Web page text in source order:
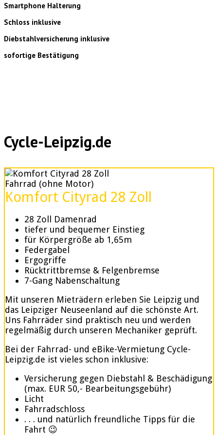
Smartphone Halterung
Schloss inklusive
Diebstahlversicherung inklusive
sofortige Bestätigung
Cycle-Leipzig.de
Fahrrad (ohne Motor)
Komfort Cityrad 28 Zoll
28 Zoll Damenrad
tiefer und bequemer Einstieg
für Körpergröße ab 1,65m
Federgabel
Ergogriffe
Rücktrittbremse & Felgenbremse
7-Gang Nabenschaltung
Mit unseren Mieträdern erleben Sie Leipzig und
das Leipziger Neuseenland auf die schönste Art.
Uns Fahrräder sind praktisch neu und werden
regelmäßig durch unseren Mechaniker geprüft.
Bei der Fahrrad- und eBike-Vermietung Cycle-
Leipzig.de ist vieles schon inklusive:
Versicherung gegen Diebstahl & Beschädigung
(max. EUR 50,- Bearbeitungsgebühr)
Licht
Fahrradschloss
. . . und natürlich freundliche Tipps für die
Fahrt 😉